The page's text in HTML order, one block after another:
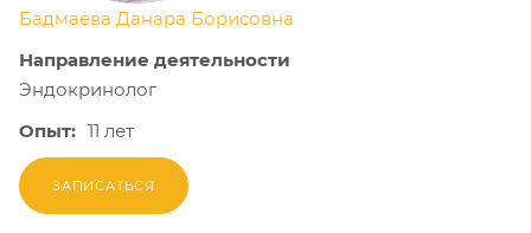
Бадмаева Данара Борисовна
Направление деятельности
Эндокринолог
Опыт: 11 лет
ЗАПИСАТЬСЯ